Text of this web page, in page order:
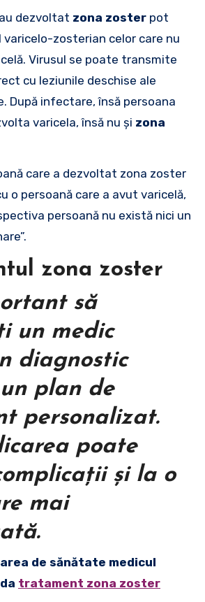
dezvoltat zona zoster pot
zosterian celor care nu
Virusul se poate transmite
cu leziunile deschise ale
După infectare, însă persoana
varicela, însă nu și zona
care a dezvoltat zona zoster
o persoană care a avut varicelă,
persoană nu există nici un
zona zoster
să
un medic
diagnostic
plan de
personalizat.
poate
și la o
mai
de sănătate medicul
tratament zona zoster